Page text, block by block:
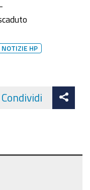
NOTIZIE HP
Condividi